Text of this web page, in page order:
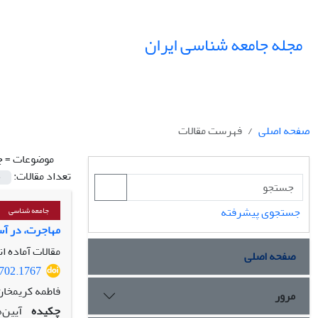
مجله جامعه شناسی ایران
صفحه اصلی
فهرست مقالات
موضوعات =
تعداد مقالات:
جامعه شناسی
مهاجرت، در
مقالات آماده
فاطمه
چکیده
جستجوی پیشرفته
صفحه اصلی
مرور